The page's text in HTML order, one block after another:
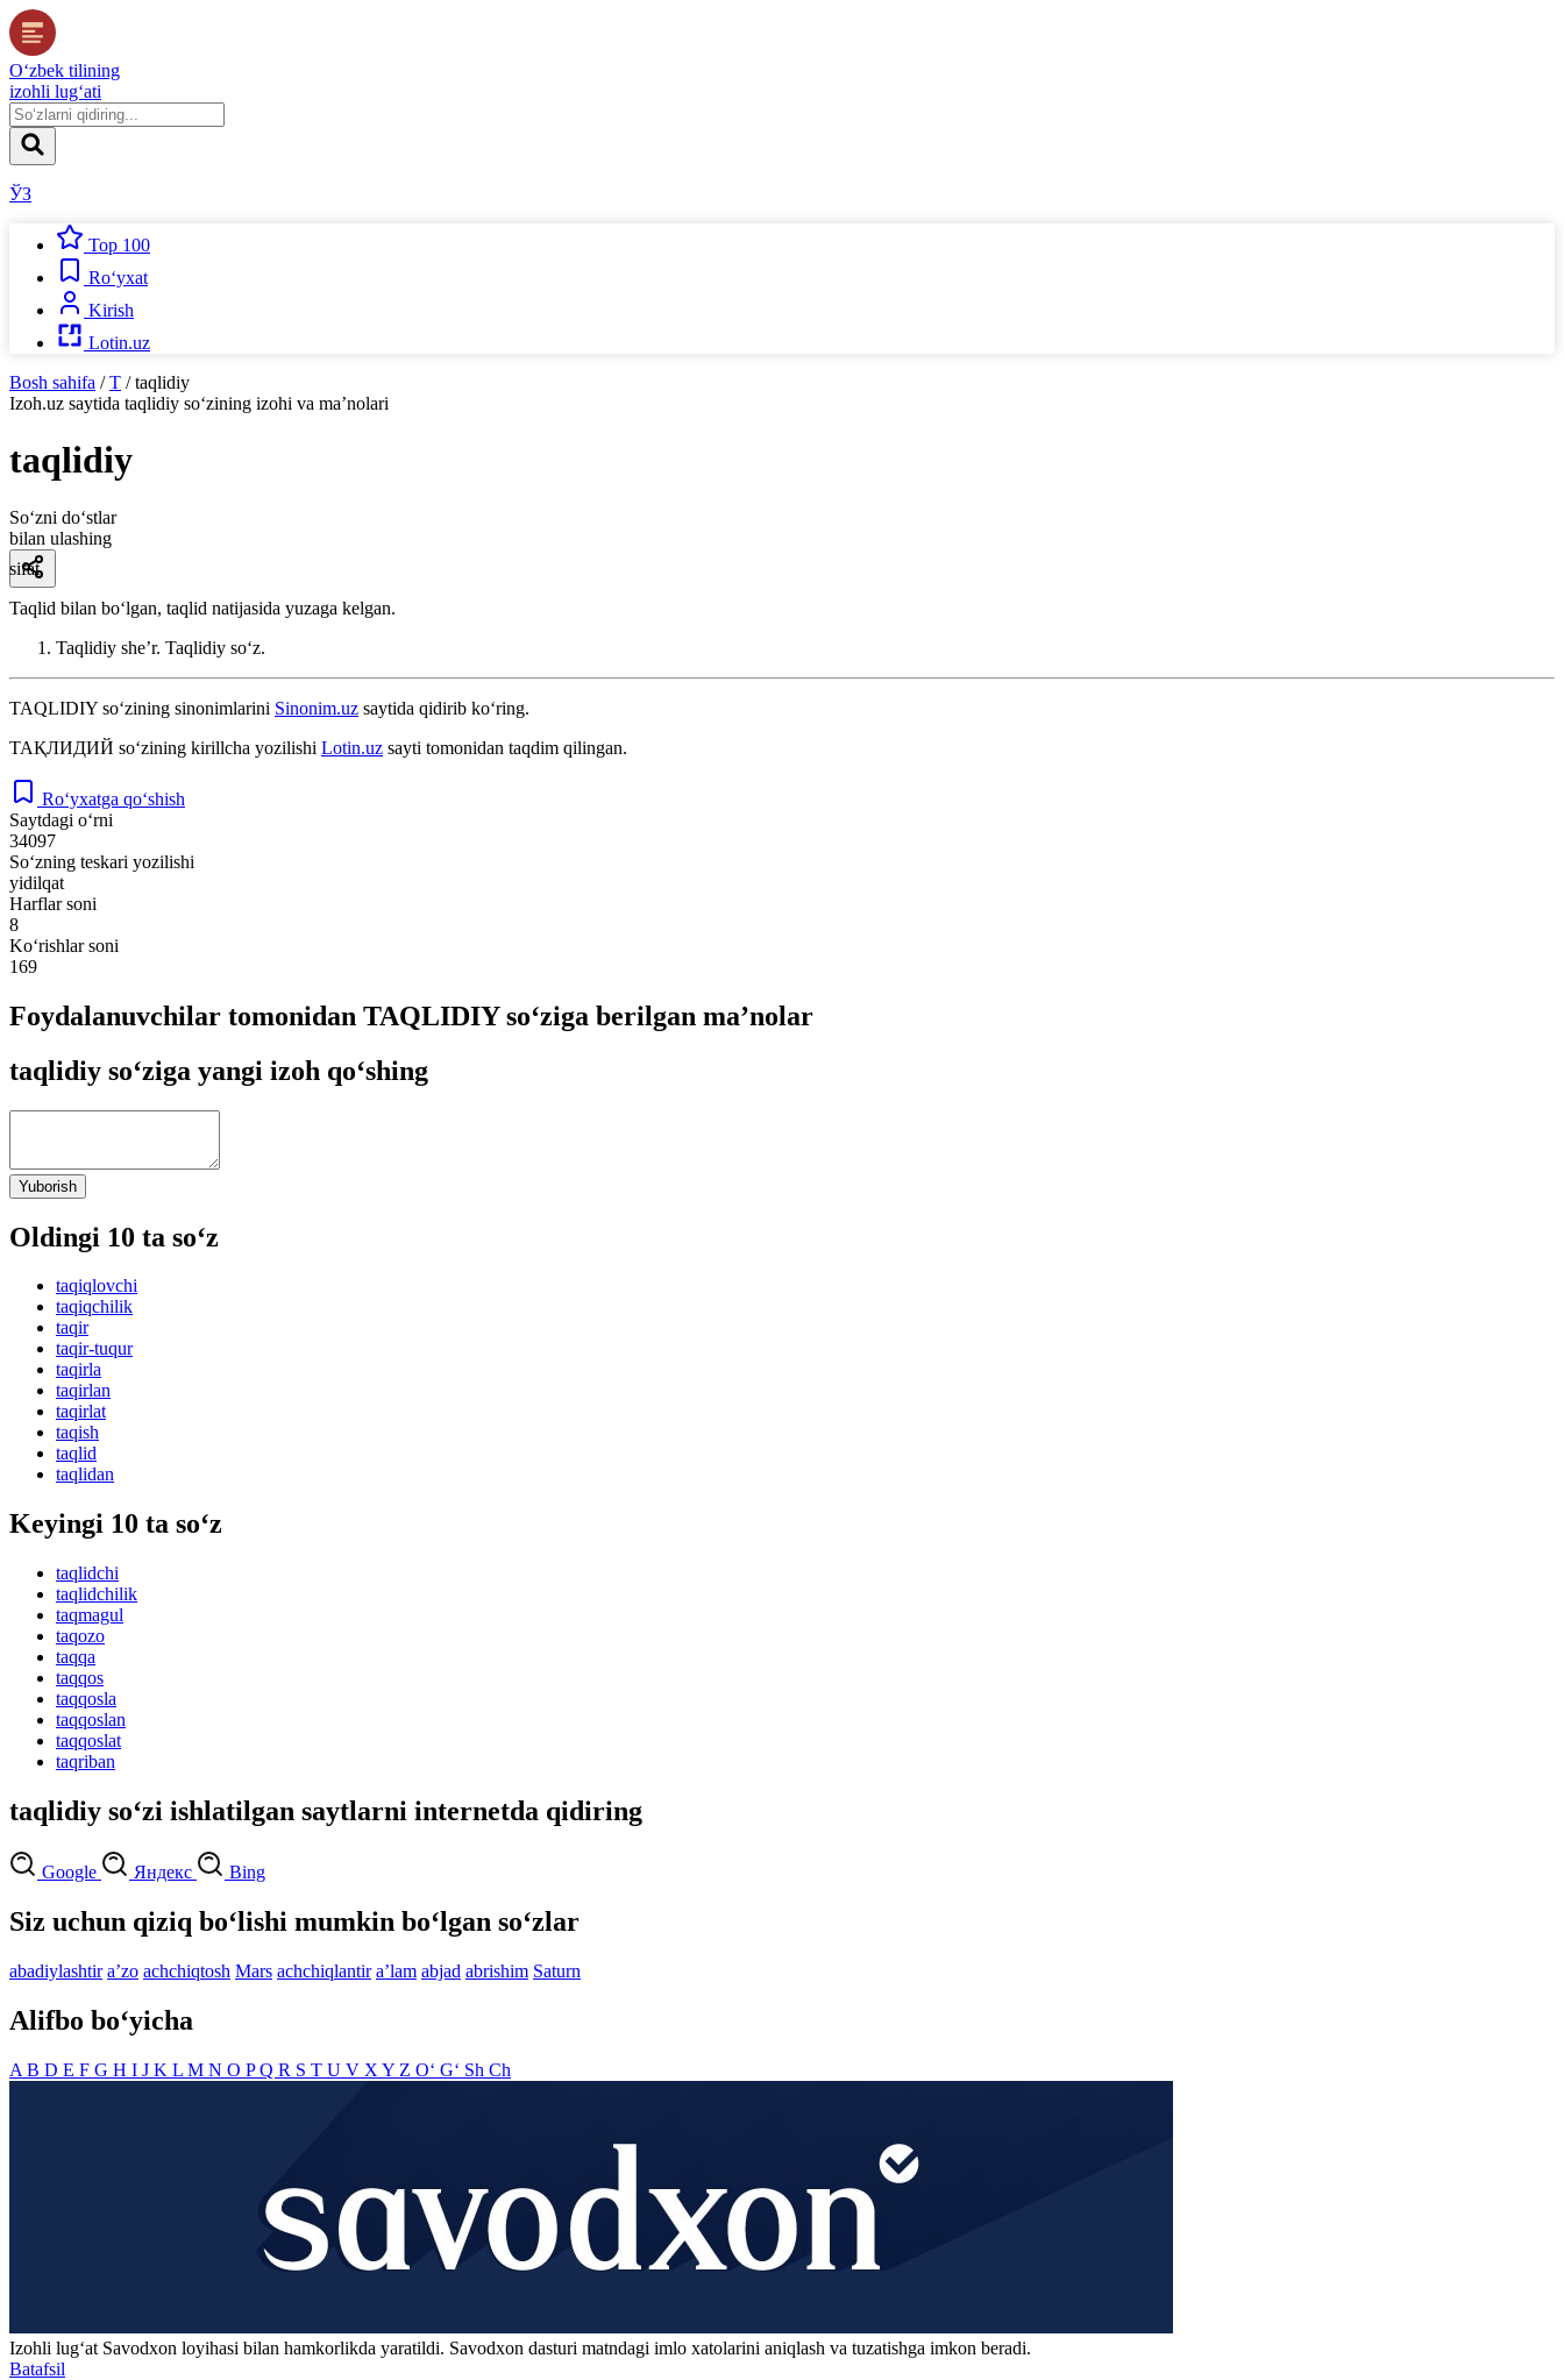
O‘zbek tilining
izohli lug‘ati
ЎЗ
Top 100
Ro‘yxat
Kirish
Lotin.uz
Bosh sahifa / T / taqlidiy
Izoh.uz saytida taqlidiy so‘zining izohi va ma’nolari
taqlidiy
So‘zni do‘stlar
bilan ulashing
sifat
Taqlid bilan boʻlgan, taqlid natijasida yuzaga kelgan.
Taqlidiy sheʼr. Taqlidiy soʻz.
TAQLIDIY so‘zining sinonimlarini Sinonim.uz saytida qidirib ko‘ring.
ТАҚЛИДИЙ so‘zining kirillcha yozilishi Lotin.uz sayti tomonidan taqdim qilingan.
Ro‘yxatga qo‘shish
Saytdagi o‘rni
34097
So‘zning teskari yozilishi
yidilqat
Harflar soni
8
Ko‘rishlar soni
169
Foydalanuvchilar tomonidan TAQLIDIY so‘ziga berilgan ma’nolar
taqlidiy so‘ziga yangi izoh qo‘shing
Yuborish
Oldingi 10 ta so‘z
taqiqlovchi
taqiqchilik
taqir
taqir-tuqur
taqirla
taqirlan
taqirlat
taqish
taqlid
taqlidan
Keyingi 10 ta so‘z
taqlidchi
taqlidchilik
taqmagul
taqozo
taqqa
taqqos
taqqosla
taqqoslan
taqqoslat
taqriban
taqlidiy so‘zi ishlatilgan saytlarni internetda qidiring
Google Яндекс Bing
Siz uchun qiziq bo‘lishi mumkin bo‘lgan so‘zlar
abadiylashtir aʼzo achchiqtosh Mars achchiqlantir aʼlam abjad abrishim Saturn
Alifbo bo‘yicha
A B D E F G H I J K L M N O PQ R S T U V X Y Z O‘ G‘ Sh Ch
Izohli lugʻat Savodxon loyihasi bilan hamkorlikda yaratildi. Savodxon dasturi matndagi imlo xatolarini aniqlash va tuzatishga imkon beradi.
Batafsil